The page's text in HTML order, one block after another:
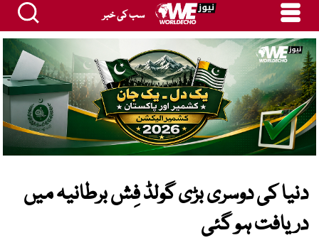
سب کی خبر
دنیا کی دوسری بڑی گولڈ فِش برطانیہ میں
دریافت ہو گئی